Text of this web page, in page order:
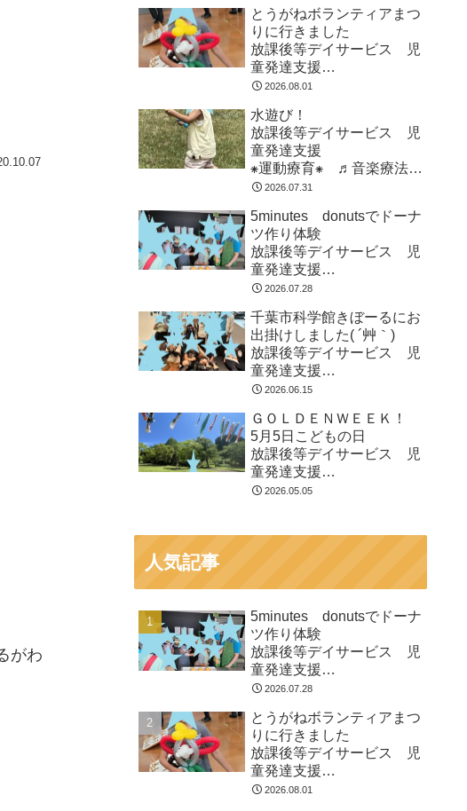
がわ
とうがねボランティアまつ
りに行きました
放課後等デイサービス 児
童発達支援
⁕運動療育⁕ ♬音楽療法♬
市
2026.08.01
水遊び！
放課後等デイサービス 児
童発達支援
⁕運動療育⁕ ♬音楽療法♬
東金市 九十九里町 山武
2026.07.31
5minutes donutsでドーナ
ツ作り体験
放課後等デイサービス 児
童発達支援
⁕運動療育⁕ ♬音楽療法♬
市
2026.07.28
千葉市科学館きぼーるにお
出掛けしました( ´艸｀)
放課後等デイサービス 児
童発達支援
⁕運動療育⁕ ♬音楽療法♬
市
2026.06.15
ＧＯＬＤＥＮＷＥＥＫ！
5月5日こどもの日
放課後等デイサービス 児
童発達支援
⁕運動療育⁕ ♬音楽療法♬
2026.05.05
人気記事
5minutes donutsでドーナ
ツ作り体験
放課後等デイサービス 児
童発達支援
⁕運動療育⁕ ♬音楽療法♬
市
2026.07.28
とうがねボランティアまつ
りに行きました
放課後等デイサービス 児
童発達支援
⁕運動療育⁕ ♬音楽療法♬
2026.08.01